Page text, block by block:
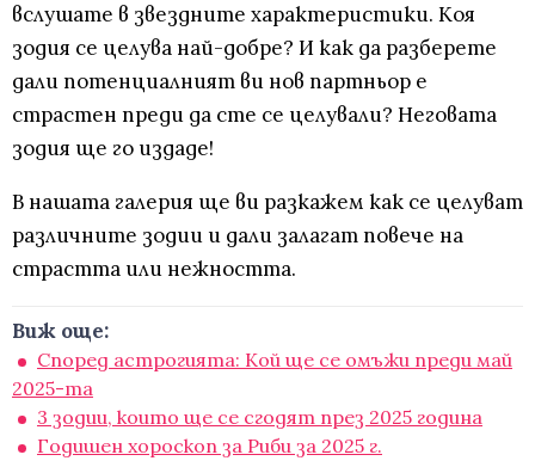
вслушате в звездните характеристики. Коя
зодия се целува най-добре? И как да разберете
дали потенциалният ви нов партньор е
страстен преди да сте се целували? Неговата
зодия ще го издаде!
В нашата галерия ще ви разкажем как се целуват
различните зодии и дали залагат повече на
страстта или нежността.
Виж още:
Според астрогията: Кой ще се омъжи преди май
2025-та
3 зодии, които ще се сгодят през 2025 година
Годишен хороскоп за Риби за 2025 г.